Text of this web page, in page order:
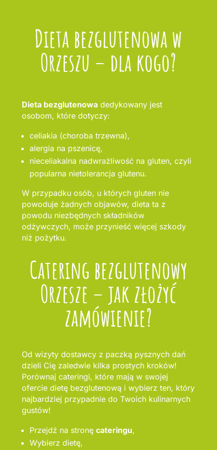
Dieta bezglutenowa w
Orzeszu – dla kogo?
Dieta bezglutenowadedykowany jest
osobom, które dotyczy:
celiakia (choroba trzewna),
alergia na pszenicę,
nieceliakalna nadwrażliwość na gluten, czyli
popularna nietolerancja glutenu.
W przypadku osób, u których gluten nie
powoduje żadnych objawów, dieta ta z
powodu niezbędnych składników
odżywczych, może przynieść więcej szkody
niż pożytku.
Catering bezglutenowy
Orzesze – jak złożyć
zamówienie?
Od wizyty dostawcy z paczką pysznych dań
dzieli Cię zaledwie kilka prostych kroków!
Porównaj cateringi, które mają w swojej
ofercie dietę bezglutenową i wybierz ten, który
najbardziej przypadnie do Twoich kulinarnych
gustów!
Przejdź na stronę cateringu,
Wybierz dietę,